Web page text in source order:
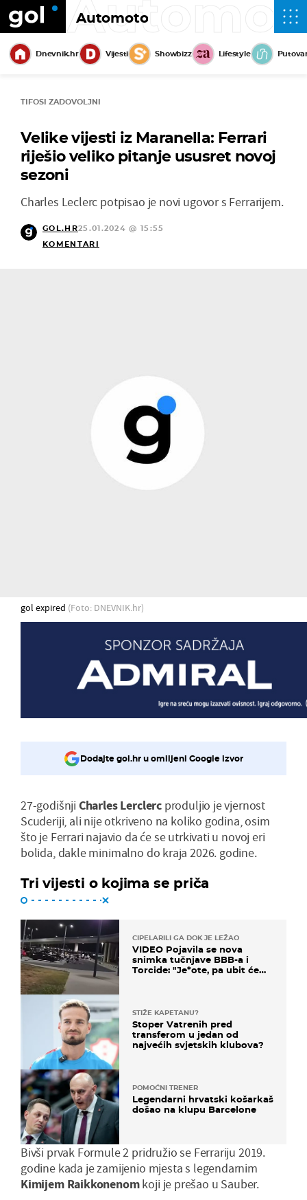
Automoto
Dnevnik.hr Vijesti Showbizz Lifestyle
TIFOSI ZADOVOLJNI
Velike vijesti iz Maranella: Ferrari
riješio veliko pitanje ususret novoj
sezoni
Charles Leclerc potpisao je novi ugovor s Ferrarijem.
GOL.HR25.01.2024 @ 15:55
KOMENTARI
gol expired (Foto: DNEVNIK.hr)
Dodajte gol.hr u omiljeni Google izvor
27-godišnji Charles Lerclercproduljio je vjernost
Scuderiji, ali nije otkriveno na koliko godina, osim
što je Ferrari najavio da će se utrkivati u novoj eri
bolida, dakle minimalno do kraja 2026. godine.
Tri vijesti o kojima se priča
CIPELARILI GA DOK JE LEŽAO
VIDEO Pojavila se nova
snimka tučnjave BBB-a i
Torcide: "Je*ote, pa ubit će
STIŽE KAPETANU?
Stoper Vatrenih pred
transferom u jedan od
najvećih svjetskih klubova?
POMOĆNI TRENER
Legendarni hrvatski košarkaš
došao na klupu Barcelone
Bivši prvak Formule 2 pridružio se Ferrariju 2019.
godine kada je zamijenio mjesta s legendarnim
Kimijem Raikkonenomkoji je prešao u Sauber.